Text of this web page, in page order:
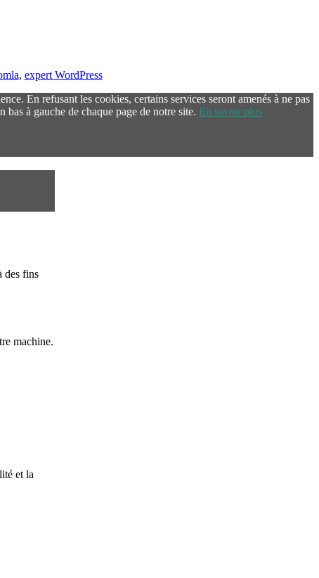
, expert WordPress
En refusant les cookies, certains services seront amenés à ne pas
à gauche de chaque page de notre site. En savoir plus
des fins
machine.
et la